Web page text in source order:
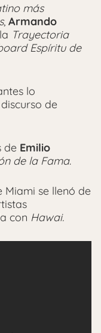
más
, Armando
Trayectoria
Espíritu de
lo
de
de Emilio
de la Fama.
Miami se llenó de
con Hawai.